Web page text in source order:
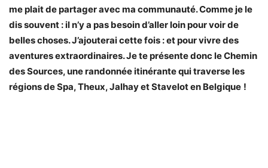
me plait de partager avec ma communauté. Comme je le
dis souvent : il n’y a pas besoin d’aller loin pour voir de
belles choses. J’ajouterai cette fois : et pour vivre des
aventures extraordinaires. Je te présente donc le Chemin
des Sources, une randonnée itinérante qui traverse les
régions de Spa, Theux, Jalhay et Stavelot en Belgique !